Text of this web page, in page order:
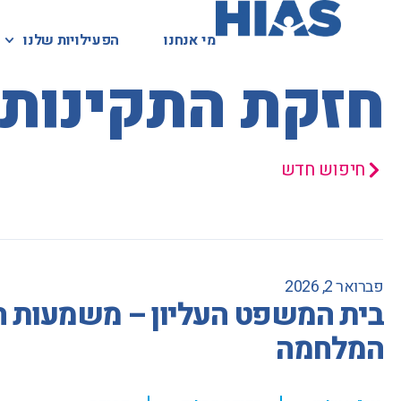
מי אנחנו הפעילויות שלנו מי אנחנו הפעילויות שלנו המאגר המשפטי
חזקת התקינות
חיפוש חדש
פברואר 2, 2026
בית המשפט העליון – משמעות
המלחמה